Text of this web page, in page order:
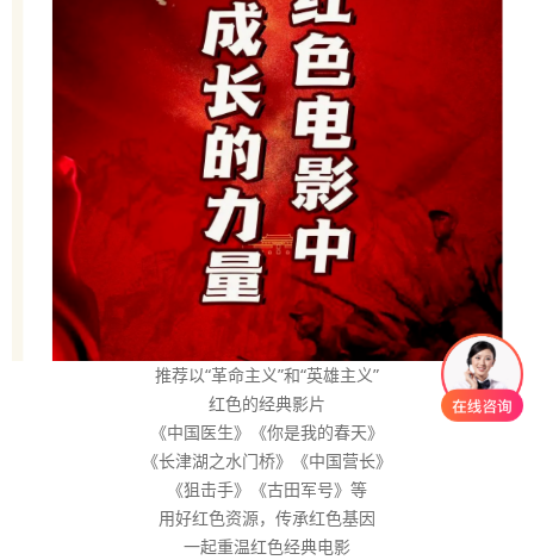
推荐以“革命主义”和“英雄主义”
红色的经典影片
《中国医生》《你是我的春天》
《长津湖之水门桥》《中国营长》
《狙击手》《古田军号》等
用好红色资源，传承红色基因
一起重温红色经典电影